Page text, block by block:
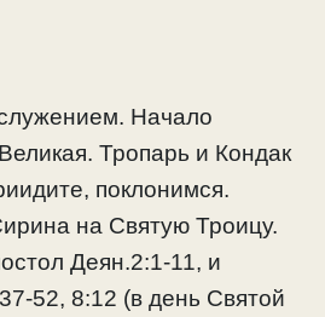
Начало
Тропарь и Кондак
поклонимся.
на Святую Троицу.
Деян.2:1-11, и
52, 8:12 (в день Святой